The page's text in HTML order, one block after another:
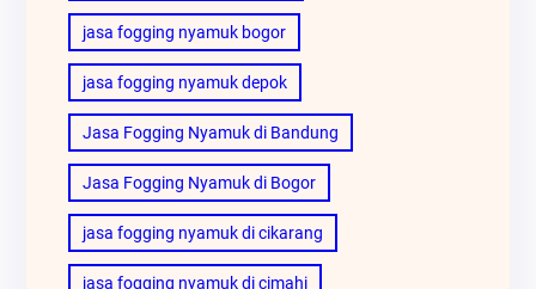
jasa fogging nyamuk bogor
jasa fogging nyamuk depok
Jasa Fogging Nyamuk di Bandung
Jasa Fogging Nyamuk di Bogor
jasa fogging nyamuk di cikarang
jasa fogging nyamuk di cimahi